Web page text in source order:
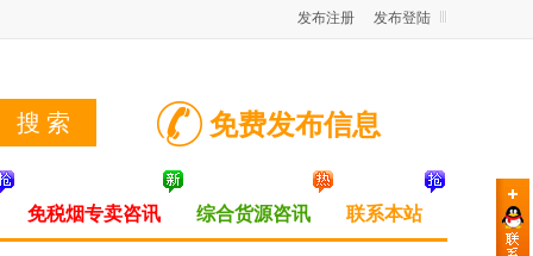
发布登陆
发布注册
免费发布信息
免税烟专卖咨讯 综合货源咨讯 联系本站